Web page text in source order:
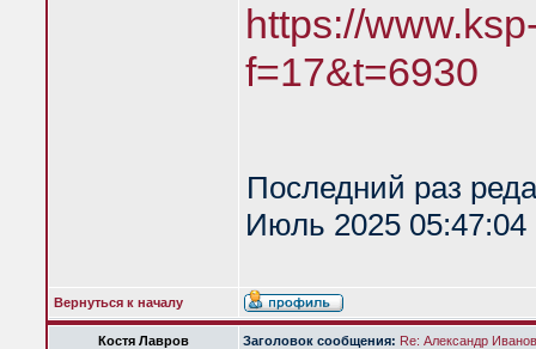
https://
f=17&t=6930
Последний раз
Июль 2025 05:47:04
Вернуться к началу
Костя Лавров Заголовок сообщения: Re: Александр